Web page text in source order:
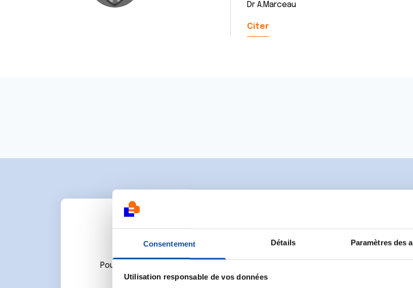
Consentement Détails Paramètres des
Utilisation responsable de vos données
Dr A.Marceau
Citer
Ecrire un
Pour écrire un commentaire ou lancer une nouvelle discussion vous aurez